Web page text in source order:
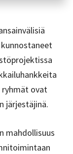
ryhmät ovat
järjestäjinä.
mahdollisuus